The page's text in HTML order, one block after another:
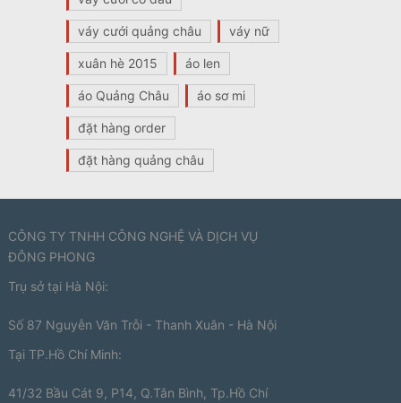
váy cưới quảng châu váy nữ
xuân hè 2015 áo len
áo Quảng Châu áo sơ mi
đặt hàng order
đặt hàng quảng châu
CÔNG TY TNHH CÔNG NGHỆ VÀ DỊCH VỤ
ĐÔNG PHONG
Trụ sở tại Hà Nội:
Số 87 Nguyễn Văn Trỗi - Thanh Xuân - Hà Nội
Tại TP.Hồ Chí Minh:
41/32 Bầu Cát 9, P14, Q.Tân Bình, Tp.Hồ Chí